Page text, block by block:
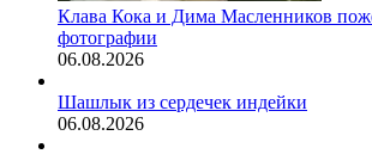
Клава Кока и Дима Масленников
фотографии
06.08.2026
Шашлык из сердечек индейки
06.08.2026